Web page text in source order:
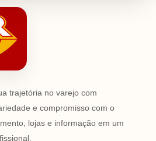
trajetória no varejo com
e compromisso com o
lojas e informação em um